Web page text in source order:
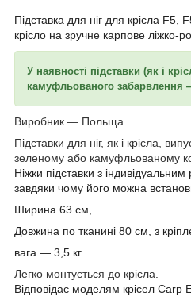
Підставка для ніг для крісла F5,
крісло на зручне карпове ліжко-
У наявності підставки (як і
камуфльованого забарвлення
Виробник — Польща.
Підставки для ніг, як і крісла,
зеленому або камуфльованому
Ніжки підставки з
завдяки чому його можна
Ширина 63 см,
Довжина по тканині 80 см, з
вага — 3,5 кг.
Легко монтується до крісла.
Відповідає моделям крісел Carp